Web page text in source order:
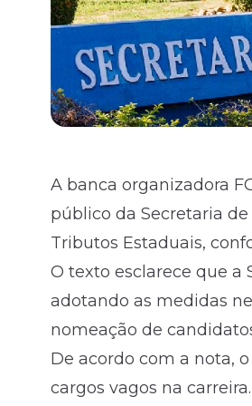
A banca organizadora
público da Secretaria
Tributos Estaduais,
O texto esclarece que a
adotando as medidas
nomeação de
De acordo com a nota,
cargos vagos na